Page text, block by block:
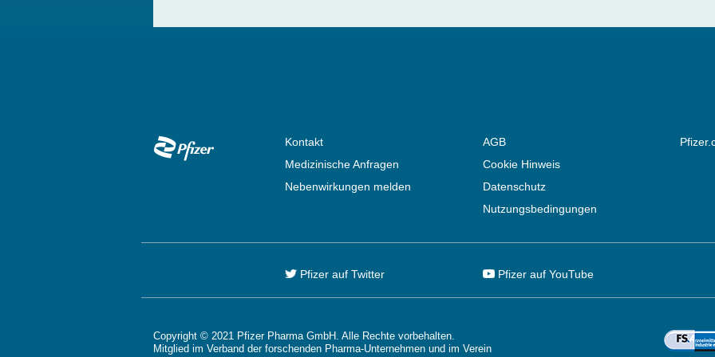
Footer
Kontakt
Medizinische Anfragen
Nebenwirkungen melden
AGB
Cookie Hinweis
Datenschutz
Nutzungsbedingungen
Pfizer auf Twitter Pfizer auf YouTube
Copyright © 2021 Pfizer Pharma GmbH. Alle Rechte vorbehalten.
Mitglied im Verband der forschenden Pharma-Unternehmen und im Verein